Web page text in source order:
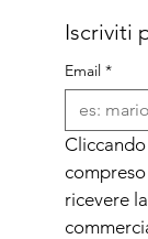
Iscriviti
Email *
compreso
ricevere